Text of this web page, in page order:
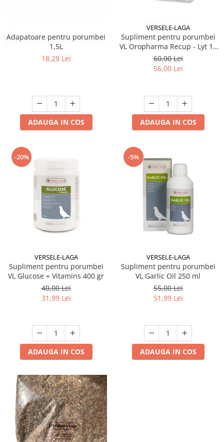
Adapatoare pentru porumbei
1,5L
18,29 Lei
ADAUGA IN COS
VERSELE-LAGA
Supliment pentru porumbei
VL Oropharma Recup - Lyt 12
plicuri x 20 gr
60,00 Lei
56,00 Lei
ADAUGA IN COS
-20%
VERSELE-LAGA
Supliment pentru porumbei
VL Glucose + Vitamins 400 gr
40,00 Lei
31,99 Lei
ADAUGA IN COS
-5%
VERSELE-LAGA
Supliment pentru porumbei
VL Garlic Oil 250 ml
55,00 Lei
51,99 Lei
ADAUGA IN COS